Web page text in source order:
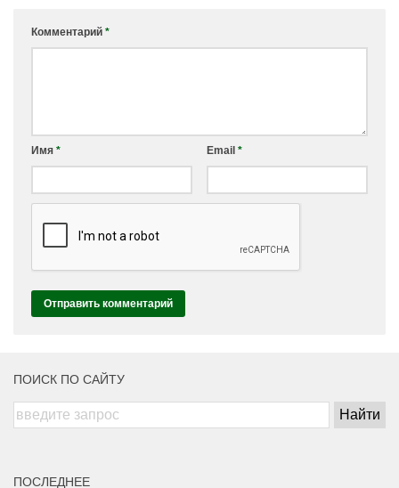
Комментарий *
Имя * Email *
ПОИСК ПО САЙТУ
ПОСЛЕДНЕЕ